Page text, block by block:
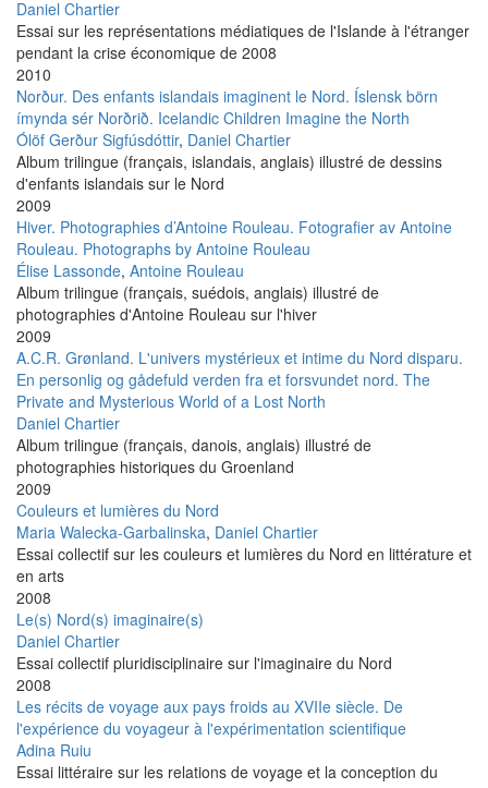
Daniel Chartier
Essai sur les représentations médiatiques de l'Islande à l'étranger
pendant la crise économique de 2008
2010
Norður. Des enfants islandais imaginent le Nord. Íslensk börn
ímynda sér Norðrið. Icelandic Children Imagine the North
Ólöf Gerður Sigfúsdóttir, Daniel Chartier
Album trilingue (français, islandais, anglais) illustré de dessins
d'enfants islandais sur le Nord
2009
Hiver. Photographies d’Antoine Rouleau. Fotografier av Antoine
Rouleau. Photographs by Antoine Rouleau
Élise Lassonde, Antoine Rouleau
Album trilingue (français, suédois, anglais) illustré de
photographies d'Antoine Rouleau sur l'hiver
2009
A.C.R. Grønland. L'univers mystérieux et intime du Nord disparu.
En personlig og gådefuld verden fra et forsvundet nord. The
Private and Mysterious World of a Lost North
Daniel Chartier
Album trilingue (français, danois, anglais) illustré de
photographies historiques du Groenland
2009
Couleurs et lumières du Nord
Maria Walecka-Garbalinska, Daniel Chartier
Essai collectif sur les couleurs et lumières du Nord en littérature et
en arts
2008
Le(s) Nord(s) imaginaire(s)
Daniel Chartier
Essai collectif pluridisciplinaire sur l'imaginaire du Nord
2008
Les récits de voyage aux pays froids au XVIIe siècle. De
l'expérience du voyageur à l'expérimentation scientifique
Adina Ruiu
Essai littéraire sur les relations de voyage et la conception du